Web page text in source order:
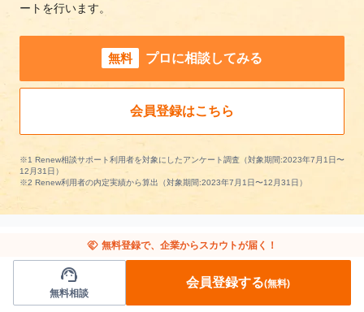
ートを行います。
無料 プロに相談してみる
会員登録はこちら
※1 Renew相談サポート利用者を対象にしたアンケート調査（対象期間:2023年7月1日〜
12月31日）
※2 Renew利用者の内定実績から算出（対象期間:2023年7月1日〜12月31日）
他の条件から長期インターンを探す
handshake 無料登録で、企業からスカウトが届く！
support_agent
無料相談
会員登録する(無料)